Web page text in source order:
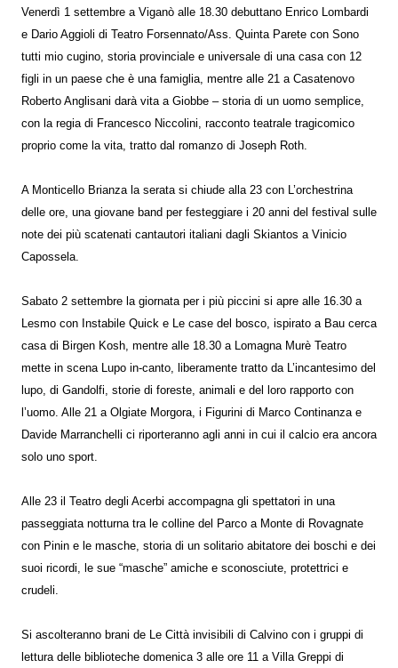
Venerdì 1 settembre a Viganò alle 18.30 debuttano Enrico Lombardi
e Dario Aggioli di Teatro Forsennato/Ass. Quinta Parete con Sono
tutti mio cugino, storia provinciale e universale di una casa con 12
figli in un paese che è una famiglia, mentre alle 21 a Casatenovo
Roberto Anglisani darà vita a Giobbe – storia di un uomo semplice,
con la regia di Francesco Niccolini, racconto teatrale tragicomico
proprio come la vita, tratto dal romanzo di Joseph Roth.
A Monticello Brianza la serata si chiude alla 23 con L’orchestrina
delle ore, una giovane band per festeggiare i 20 anni del festival sulle
note dei più scatenati cantautori italiani dagli Skiantos a Vinicio
Capossela.
Sabato 2 settembre la giornata per i più piccini si apre alle 16.30 a
Lesmo con Instabile Quick e Le case del bosco, ispirato a Bau cerca
casa di Birgen Kosh, mentre alle 18.30 a Lomagna Murè Teatro
mette in scena Lupo in-canto, liberamente tratto da L’incantesimo del
lupo, di Gandolfi, storie di foreste, animali e del loro rapporto con
l’uomo. Alle 21 a Olgiate Morgora, i Figurini di Marco Continanza e
Davide Marranchelli ci riporteranno agli anni in cui il calcio era ancora
solo uno sport.
Alle 23 il Teatro degli Acerbi accompagna gli spettatori in una
passeggiata notturna tra le colline del Parco a Monte di Rovagnate
con Pinin e le masche, storia di un solitario abitatore dei boschi e dei
suoi ricordi, le sue “masche” amiche e sconosciute, protettrici e
crudeli.
Si ascolteranno brani de Le Città invisibili di Calvino con i gruppi di
lettura delle biblioteche domenica 3 alle ore 11 a Villa Greppi di